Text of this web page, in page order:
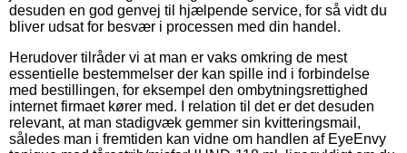
desuden en god genvej til hjælpende service, for så vidt du
bliver udsat for besvær i processen med din handel.
Herudover tilråder vi at man er vaks omkring de mest
essentielle bestemmelser der kan spille ind i forbindelse
med bestillingen, for eksempel den ombytningsrettighed
internet firmaet kører med. I relation til det er det desuden
relevant, at man stadigvæk gemmer sin kvitteringsmail,
således man i fremtiden kan vidne om handlen af EyeEnvy